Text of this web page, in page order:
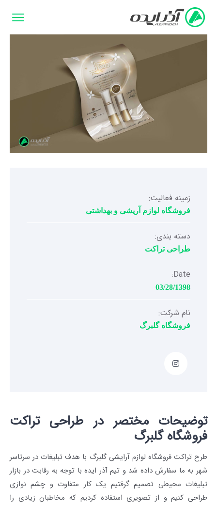
زمینه فعالیت:
فروشگاه لوازم آریشی و بهداشتی
دسته بندی:
طراحی تراکت
Date:
03/28/1398
نام شرکت:
فروشگاه گلبرگ
توضیحات مختصر در طراحی تراکت
فروشگاه گلبرگ
طرح تراکت فروشگاه لوازم آرایشی گلبرگ با هدف تبلیغات در سرتاسر
شهر به ما سفارش داده شد و تیم آذر ایده با توجه به رقابت در بازار
تبلیغات محیطی تصمیم گرفتیم یک کار متفاوت و چشم نوازی
طراحی کنیم و از تصویری استفاده کردیم که مخاطبان زیادی را